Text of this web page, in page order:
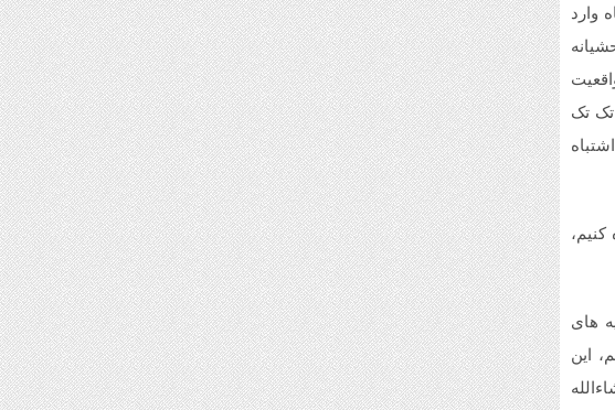
وارد
تک تک
های
این
قیمت محصولات ایران‌خودرو و سایپا
پنجشنبه ۱ مرداد ۱۴۰۵